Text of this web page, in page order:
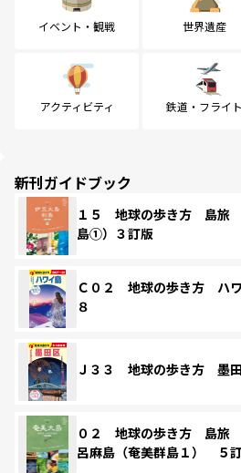
イベント・観戦 世界遺産
アクティビティ 鉄道・フライト
新刊ガイドブック
１５ 地球の歩き方 島旅
島①）３訂版
Ｃ０２ 地球の歩き方 ハ
８
Ｊ３３ 地球の歩き方 墨
０２ 地球の歩き方 島
呂麻島（奄美群島１） ５